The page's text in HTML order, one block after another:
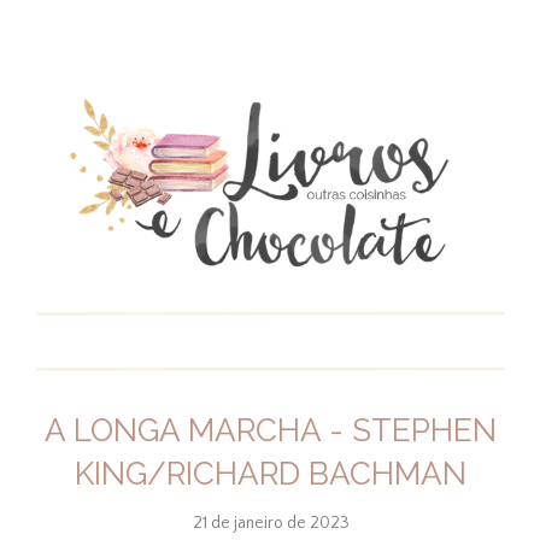
A LONGA MARCHA - STEPHEN
KING/RICHARD BACHMAN
21 de janeiro de 2023